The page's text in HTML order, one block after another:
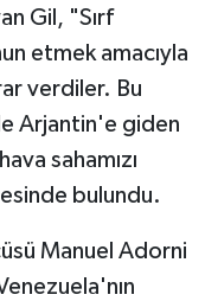
Gil, "Sırf
etmek amacıyla
verdiler. Bu
Arjantin'e giden
sahamızı
bulundu.
Manuel Adorni